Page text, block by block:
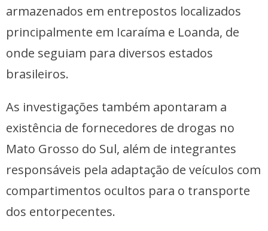
armazenados em entrepostos localizados
principalmente em Icaraíma e Loanda, de
onde seguiam para diversos estados
brasileiros.
As investigações também apontaram a
existência de fornecedores de drogas no
Mato Grosso do Sul, além de integrantes
responsáveis pela adaptação de veículos com
compartimentos ocultos para o transporte
dos entorpecentes.